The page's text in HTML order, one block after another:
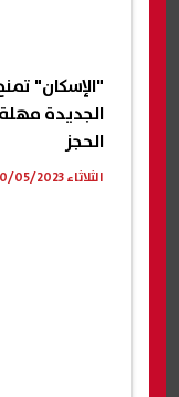
"الإسكان"
الجديدة
الحجز
الثلاثاء 30/05/2023 10:38 ص